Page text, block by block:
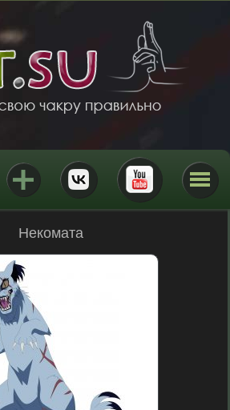
Некомата